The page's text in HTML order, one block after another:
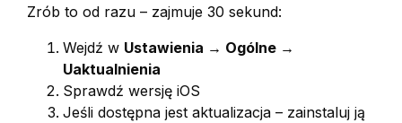
Zrób to od razu – zajmuje 30 sekund:
Wejdź w Ustawienia → Ogólne →
Uaktualnienia
Sprawdź wersję iOS
Jeśli dostępna jest aktualizacja – zainstaluj ją